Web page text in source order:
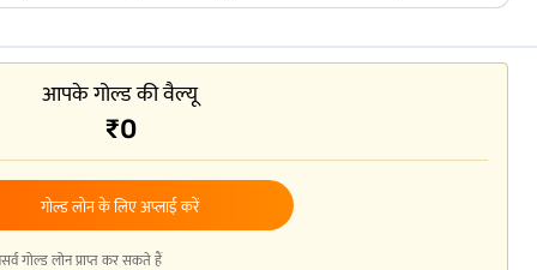
आपके गोल्ड की वैल्यू
₹0
गोल्ड लोन के लिए अप्लाई करें
गोल्ड लोन प्राप्त कर सकते हैं